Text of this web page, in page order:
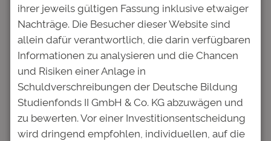
Kommentare
Schreibe einen Kommentar
Deine E-Mail-Adresse wird nicht
veröffentlicht.Erforderliche Felder
sind mit*markiert
ihrer jeweils gültigen Fassung inklusive etwaiger
Nachträge. Die Besucher dieser Website sind
allein dafür verantwortlich, die darin verfügbaren
Informationen zu analysieren und die Chancen
und Risiken einer Anlage in
Schuldverschreibungen der Deutsche Bildung
Studienfonds II GmbH & Co. KG abzuwägen und
zu bewerten. Vor einer Investitionsentscheidung
wird dringend empfohlen, individuellen, auf die